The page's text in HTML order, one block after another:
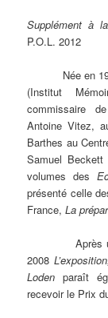
Supplément à
P.O.L. 2012
Née en 1960,
(Institut
commissaire
Antoine Vitez,
Barthes au
Samuel
volumes des
présenté celle
France,La
Après un
2008
Loden paraît
recevoir le Prix